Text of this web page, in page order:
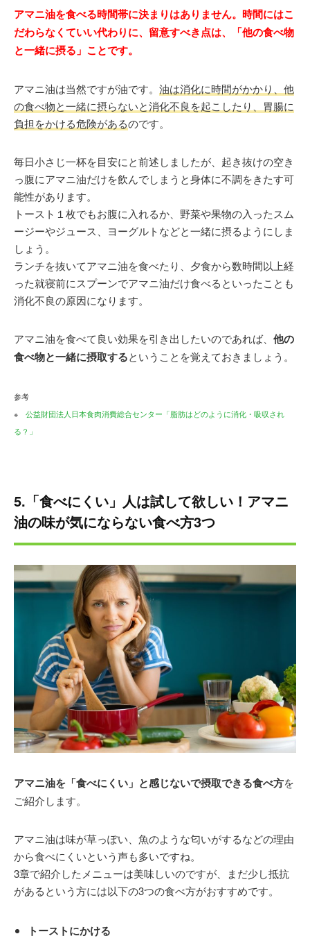
アマニ油を食べる時間帯に決まりはありません。時間にはこ
だわらなくていい代わりに、留意すべき点は、「他の食べ物
と一緒に摂る」ことです。
アマニ油は当然ですが油です。 油は消化に時間がかかり、他
の食べ物と一緒に摂らないと消化不良を起こしたり、胃腸に
負担をかける危険があるのです。
毎日小さじ一杯を目安にと前述しましたが、起き抜けの空き
っ腹にアマニ油だけを飲んでしまうと身体に不調をきたす可
能性があります。
トースト１枚でもお腹に入れるか、野菜や果物の入ったスム
ージーやジュース、ヨーグルトなどと一緒に摂るようにしま
しょう。
ランチを抜いてアマニ油を食べたり、夕食から数時間以上経
った就寝前にスプーンでアマニ油だけ食べるといったことも
消化不良の原因になります。
アマニ油を食べて良い効果を引き出したいのであれば、 他の
食べ物と一緒に摂取するということを覚えておきましょう。
参考
※ 公益財団法人日本食肉消費総合センター「脂肪はどのように消化・吸収され
る？」
5.「食べにくい」人は試して欲しい！アマニ
油の味が気にならない食べ方3つ
アマニ油を「食べにくい」と感じないで摂取できる食べ方を
ご紹介します。
アマニ油は味が草っぽい、魚のような匂いがするなどの理由
から食べにくいという声も多いですね。
3章で紹介したメニューは美味しいのですが、まだ少し抵抗
があるという方には以下の3つの食べ方がおすすめです。
トーストにかける